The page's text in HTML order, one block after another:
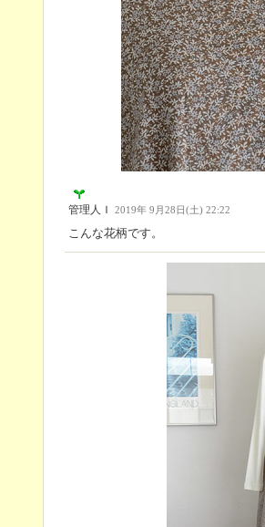
管理人Ｉ 2019年 9月28日(土) 22:22
こんな花柄です。